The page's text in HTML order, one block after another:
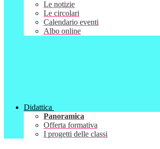
Le notizie
Le circolari
Calendario eventi
Albo online
Didattica
Panoramica
Offerta formativa
I progetti delle classi